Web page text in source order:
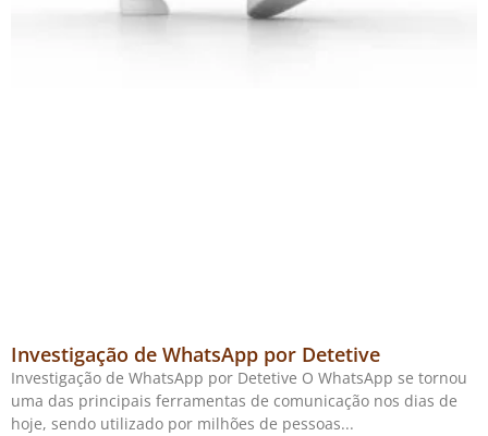
Investigação de WhatsApp por Detetive
Investigação de WhatsApp por Detetive O WhatsApp se tornou
uma das principais ferramentas de comunicação nos dias de
hoje, sendo utilizado por milhões de pessoas